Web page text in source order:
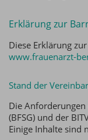
Erklärung zur
Diese Erklärung
www.frauenarzt-
Stand der
Die
(BFSG) und der
Einige Inhalte sind